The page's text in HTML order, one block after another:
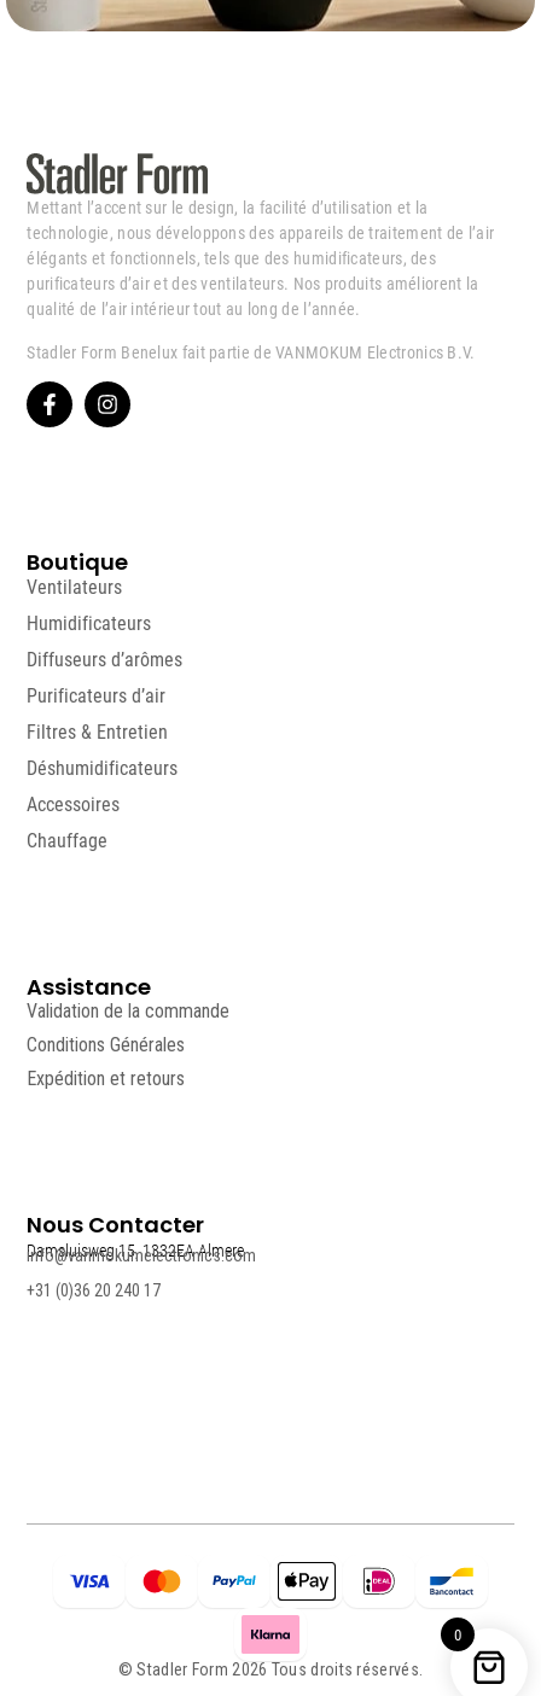
0
Mettant l’accent sur le design, la facilité d’utilisation et la
technologie, nous développons des appareils de traitement de l’air
élégants et fonctionnels, tels que des humidificateurs, des
purificateurs d’air et des ventilateurs. Nos produits améliorent la
qualité de l’air intérieur tout au long de l’année.
Stadler Form Benelux fait partie de VANMOKUM Electronics B.V.
Boutique
Ventilateurs
Humidificateurs
Diffuseurs d’arômes
Purificateurs d’air
Filtres & Entretien
Déshumidificateurs
Accessoires
Chauffage
Assistance
Validation de la commande
Conditions Générales
Expédition et retours
Nous Contacter
Damsluisweg 15, 1332EA Almere
info@vanmokumelectronics.com
+31 (0)36 20 240 17
© Stadler Form 2026 Tous droits réservés.